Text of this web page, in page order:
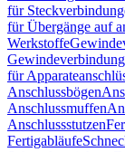
für
für Übergänge auf
Werkstoffe
für
Anschlussbögen
Anschlussmuffen
Anschlussstutzen
Fertigabläufe